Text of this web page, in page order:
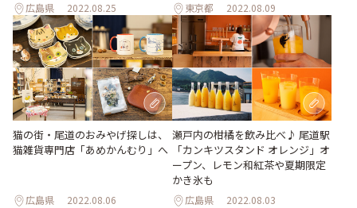
広島県 2022.08.25 東京都 2022.08.09
猫の街・尾道のおみやげ探しは、
猫雑貨専門店「あめかんむり」へ
広島県 2022.08.06
瀬戸内の柑橘を飲み比べ♪ 尾道駅
「カンキツスタンド オレンジ」オ
ープン、レモン和紅茶や夏期限定
かき氷も
広島県 2022.08.03